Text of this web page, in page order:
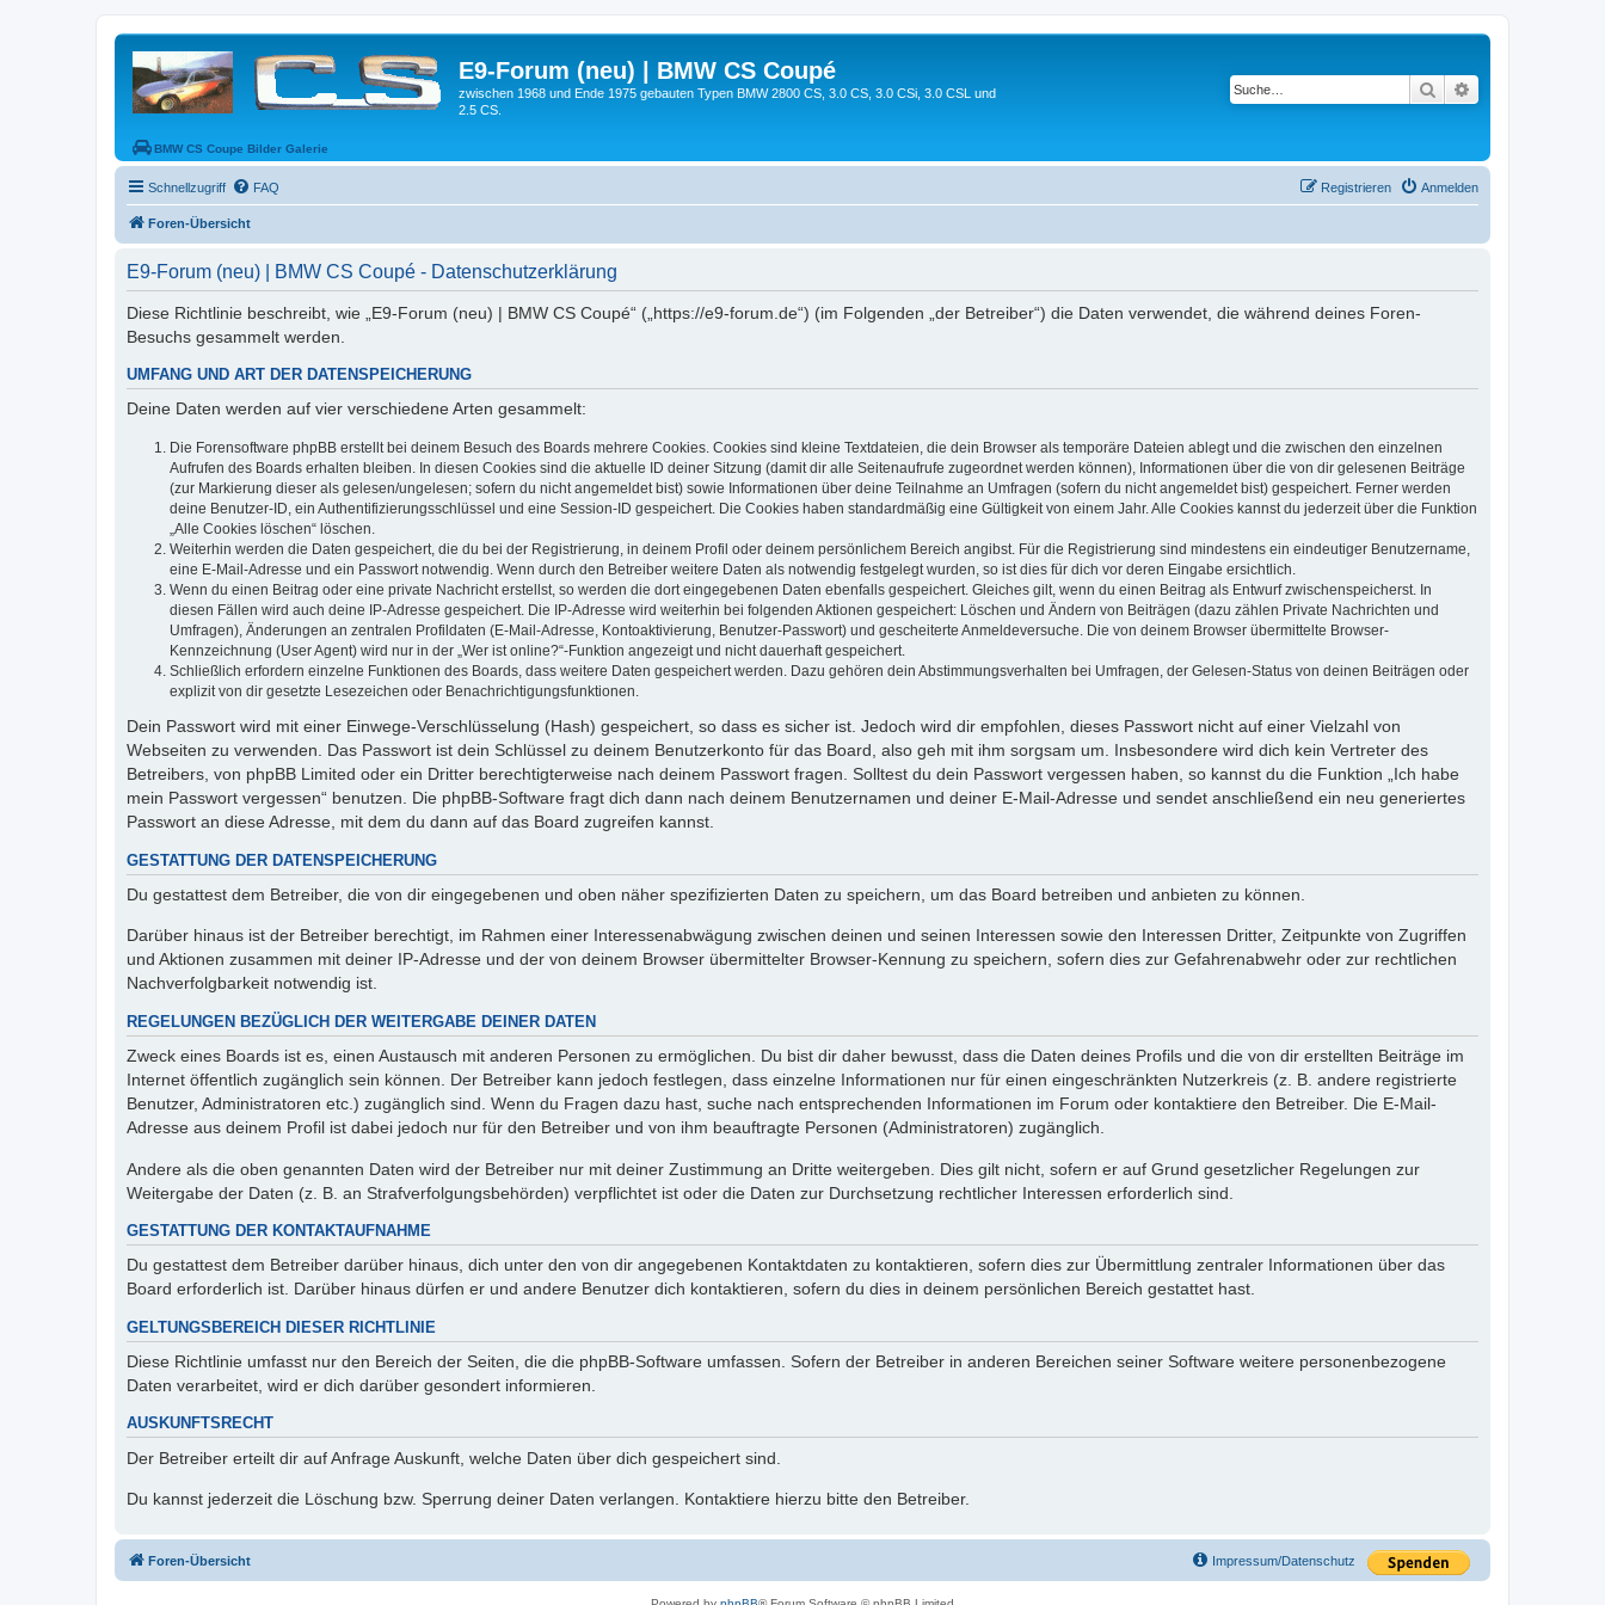
E9-Forum (neu) | BMW CS Coupé
zwischen 1968 und Ende 1975 gebauten Typen BMW 2800 CS, 3.0 CS, 3.0 CSi, 3.0 CSL und
2.5 CS.
BMW CS Coupe Bilder Galerie
Suche
Schnellzugriff FAQ Anmelden
Registrieren
Foren-Übersicht
E9-Forum (neu) | BMW CS Coupé - Datenschutzerklärung
Diese Richtlinie beschreibt, wie „E9-Forum (neu) | BMW CS Coupé“ („https://e9-forum.de“) (im Folgenden „der Betreiber“) die Daten verwendet, die während deines Foren-
Besuchs gesammelt werden.
UMFANG UND ART DER DATENSPEICHERUNG
Deine Daten werden auf vier verschiedene Arten gesammelt:
Die Forensoftware phpBB erstellt bei deinem Besuch des Boards mehrere Cookies. Cookies sind kleine Textdateien, die dein Browser als temporäre Dateien ablegt und die zwischen den einzelnen
Aufrufen des Boards erhalten bleiben. In diesen Cookies sind die aktuelle ID deiner Sitzung (damit dir alle Seitenaufrufe zugeordnet werden können), Informationen über die von dir gelesenen Beiträge
(zur Markierung dieser als gelesen/ungelesen; sofern du nicht angemeldet bist) sowie Informationen über deine Teilnahme an Umfragen (sofern du nicht angemeldet bist) gespeichert. Ferner werden
deine Benutzer-ID, ein Authentifizierungsschlüssel und eine Session-ID gespeichert. Die Cookies haben standardmäßig eine Gültigkeit von einem Jahr. Alle Cookies kannst du jederzeit über die Funktion
„Alle Cookies löschen“ löschen.
Weiterhin werden die Daten gespeichert, die du bei der Registrierung, in deinem Profil oder deinem persönlichem Bereich angibst. Für die Registrierung sind mindestens ein eindeutiger Benutzername,
eine E-Mail-Adresse und ein Passwort notwendig. Wenn durch den Betreiber weitere Daten als notwendig festgelegt wurden, so ist dies für dich vor deren Eingabe ersichtlich.
Wenn du einen Beitrag oder eine private Nachricht erstellst, so werden die dort eingegebenen Daten ebenfalls gespeichert. Gleiches gilt, wenn du einen Beitrag als Entwurf zwischenspeicherst. In
diesen Fällen wird auch deine IP-Adresse gespeichert. Die IP-Adresse wird weiterhin bei folgenden Aktionen gespeichert: Löschen und Ändern von Beiträgen (dazu zählen Private Nachrichten und
Umfragen), Änderungen an zentralen Profildaten (E-Mail-Adresse, Kontoaktivierung, Benutzer-Passwort) und gescheiterte Anmeldeversuche. Die von deinem Browser übermittelte Browser-
Kennzeichnung (User Agent) wird nur in der „Wer ist online?“-Funktion angezeigt und nicht dauerhaft gespeichert.
Schließlich erfordern einzelne Funktionen des Boards, dass weitere Daten gespeichert werden. Dazu gehören dein Abstimmungsverhalten bei Umfragen, der Gelesen-Status von deinen Beiträgen oder
explizit von dir gesetzte Lesezeichen oder Benachrichtigungsfunktionen.
Dein Passwort wird mit einer Einwege-Verschlüsselung (Hash) gespeichert, so dass es sicher ist. Jedoch wird dir empfohlen, dieses Passwort nicht auf einer Vielzahl von
Webseiten zu verwenden. Das Passwort ist dein Schlüssel zu deinem Benutzerkonto für das Board, also geh mit ihm sorgsam um. Insbesondere wird dich kein Vertreter des
Betreibers, von phpBB Limited oder ein Dritter berechtigterweise nach deinem Passwort fragen. Solltest du dein Passwort vergessen haben, so kannst du die Funktion „Ich habe
mein Passwort vergessen“ benutzen. Die phpBB-Software fragt dich dann nach deinem Benutzernamen und deiner E-Mail-Adresse und sendet anschließend ein neu generiertes
Passwort an diese Adresse, mit dem du dann auf das Board zugreifen kannst.
GESTATTUNG DER DATENSPEICHERUNG
Du gestattest dem Betreiber, die von dir eingegebenen und oben näher spezifizierten Daten zu speichern, um das Board betreiben und anbieten zu können.
Darüber hinaus ist der Betreiber berechtigt, im Rahmen einer Interessenabwägung zwischen deinen und seinen Interessen sowie den Interessen Dritter, Zeitpunkte von Zugriffen
und Aktionen zusammen mit deiner IP-Adresse und der von deinem Browser übermittelter Browser-Kennung zu speichern, sofern dies zur Gefahrenabwehr oder zur rechtlichen
Nachverfolgbarkeit notwendig ist.
REGELUNGEN BEZÜGLICH DER WEITERGABE DEINER DATEN
Zweck eines Boards ist es, einen Austausch mit anderen Personen zu ermöglichen. Du bist dir daher bewusst, dass die Daten deines Profils und die von dir erstellten Beiträge im
Internet öffentlich zugänglich sein können. Der Betreiber kann jedoch festlegen, dass einzelne Informationen nur für einen eingeschränkten Nutzerkreis (z. B. andere registrierte
Benutzer, Administratoren etc.) zugänglich sind. Wenn du Fragen dazu hast, suche nach entsprechenden Informationen im Forum oder kontaktiere den Betreiber. Die E-Mail-
Adresse aus deinem Profil ist dabei jedoch nur für den Betreiber und von ihm beauftragte Personen (Administratoren) zugänglich.
Andere als die oben genannten Daten wird der Betreiber nur mit deiner Zustimmung an Dritte weitergeben. Dies gilt nicht, sofern er auf Grund gesetzlicher Regelungen zur
Weitergabe der Daten (z. B. an Strafverfolgungsbehörden) verpflichtet ist oder die Daten zur Durchsetzung rechtlicher Interessen erforderlich sind.
GESTATTUNG DER KONTAKTAUFNAHME
Du gestattest dem Betreiber darüber hinaus, dich unter den von dir angegebenen Kontaktdaten zu kontaktieren, sofern dies zur Übermittlung zentraler Informationen über das
Board erforderlich ist. Darüber hinaus dürfen er und andere Benutzer dich kontaktieren, sofern du dies in deinem persönlichen Bereich gestattet hast.
GELTUNGSBEREICH DIESER RICHTLINIE
Diese Richtlinie umfasst nur den Bereich der Seiten, die die phpBB-Software umfassen. Sofern der Betreiber in anderen Bereichen seiner Software weitere personenbezogene
Daten verarbeitet, wird er dich darüber gesondert informieren.
AUSKUNFTSRECHT
Der Betreiber erteilt dir auf Anfrage Auskunft, welche Daten über dich gespeichert sind.
Du kannst jederzeit die Löschung bzw. Sperrung deiner Daten verlangen. Kontaktiere hierzu bitte den Betreiber.
Foren-Übersicht Impressum/Datenschutz